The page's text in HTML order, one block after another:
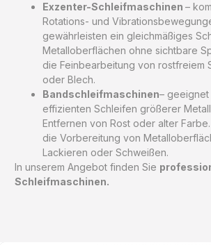
Exzenter-Schleifmaschinen –
Rotations- und
gewährleisten ein gleichmäßiges
Metalloberflächen ohne sichtbare
die Feinbearbeitung von rostfreiem
oder Blech.
Bandschleifmaschinen– geeignet
effizienten Schleifen größerer
Entfernen von Rost oder alter
die Vorbereitung von
Lackieren oder Schweißen.
In unserem Angebot finden Sie
Schleifmaschinen.